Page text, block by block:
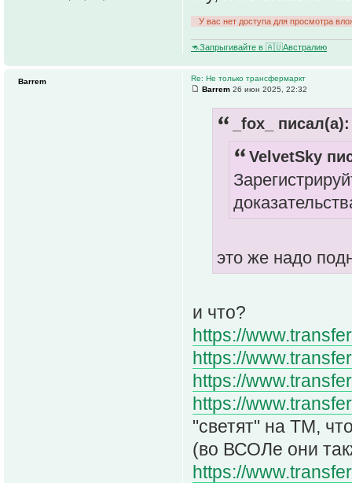
У вас нет доступа для просмотра
🦘Запрыгивайте в 🇦🇺Австралию
Re: Не только трансфермаркт
Barrem 26 июн 2025, 22:32
_fox_ писал(а):
VelvetSky
это же надо
и что?
https://
https://
https://
https://
"светят" на ТМ,
(во ВСОЛе они
https://
Barrem